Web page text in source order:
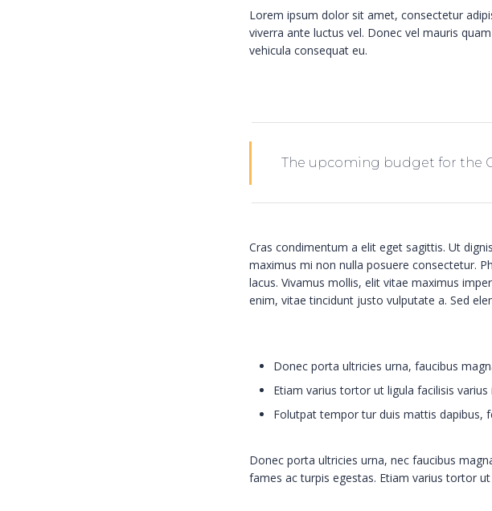
Lorem ipsum dolor sit amet, consectetur
viverra ante luctus vel. Donec vel mauris
vehicula consequat eu.
The upcoming budget for the
Cras condimentum a elit eget sagittis. Ut
maximus mi non nulla posuere consectetur.
lacus. Vivamus mollis, elit vitae maximus
enim, vitae tincidunt justo vulputate a. Sed
Donec porta ultricies urna, faucibus
Etiam varius tortor ut ligula facilisis varius
Folutpat tempor tur duis mattis dapibus,
Donec porta ultricies urna, nec faucibus
fames ac turpis egestas. Etiam varius tortor